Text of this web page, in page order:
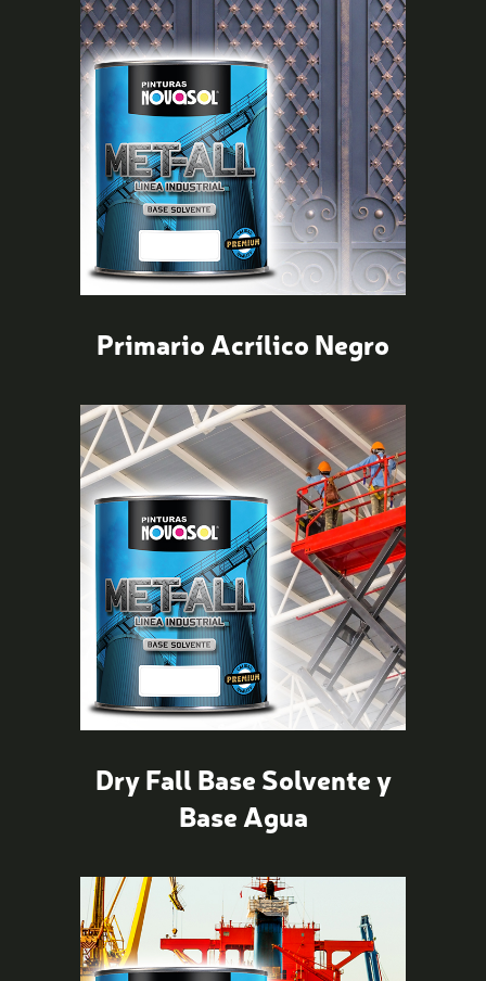
Primario Acrílico Negro
Dry Fall Base Solvente y
Base Agua